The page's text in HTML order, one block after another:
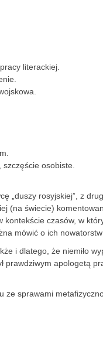
literackiej.
osobiste.
„duszy rosyjskiej”, z
(na świecie)
czasów, w
mówić o ich
i dlatego, że niemiło
prawdziwym apologetą
ze sprawami